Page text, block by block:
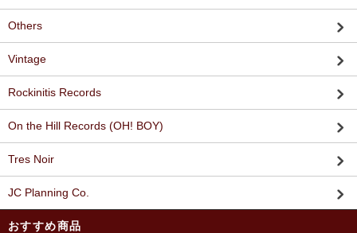
Others
Vintage
Rockinitis Records
On the Hill Records (OH! BOY)
Tres Noir
JC Planning Co.
おすすめ商品